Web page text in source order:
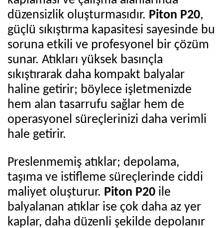
düzensizlik oluşturmasıdır. Piton P20,
güçlü sıkıştırma kapasitesi sayesinde bu
soruna etkili ve profesyonel bir çözüm
sunar. Atıkları yüksek basınçla
sıkıştırarak daha kompakt balyalar
haline getirir; böylece işletmenizde
hem alan tasarrufu sağlar hem de
operasyonel süreçlerinizi daha verimli
hale getirir.
Preslenmemiş atıklar; depolama,
taşıma ve istifleme süreçlerinde ciddi
maliyet oluşturur. Piton P20 ile
balyalanan atıklar ise çok daha az yer
kaplar, daha düzenli şekilde depolanır